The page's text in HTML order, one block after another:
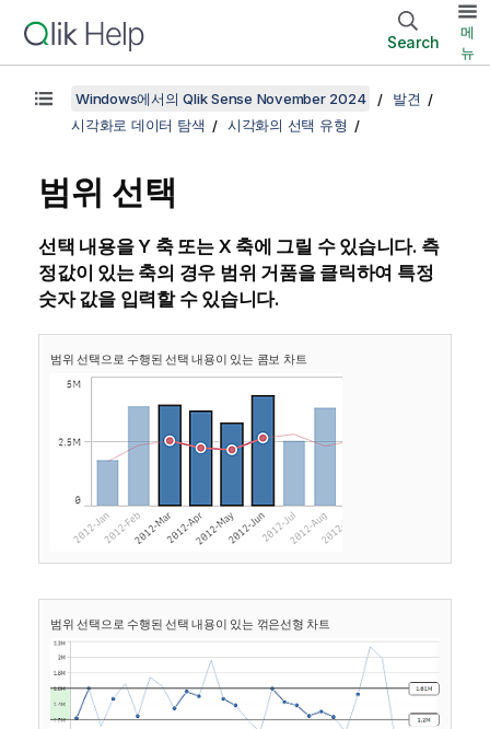
Search
메
뉴
Windows에서의 Qlik Sense November 2024
발견
시각화로 데이터 탐색
시각화의 선택 유형
범위 선택
선택 내용을 Y 축 또는 X 축에 그릴 수 있습니다. 측
정값이 있는 축의 경우 범위 거품을 클릭하여 특정
숫자 값을 입력할 수 있습니다.
범위 선택으로 수행된 선택 내용이 있는 콤보 차트
범위 선택으로 수행된 선택 내용이 있는 꺾은선형 차트